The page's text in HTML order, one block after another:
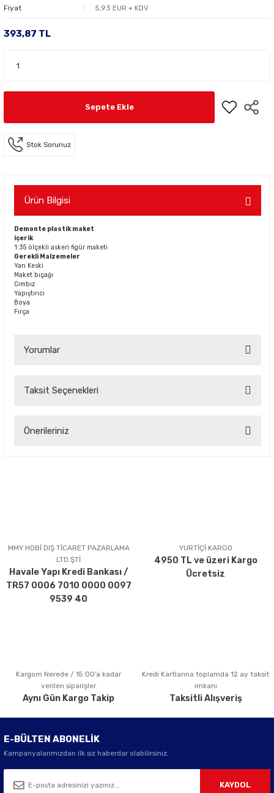
Fiyat 5,93 EUR + KDV
393,87 TL
Sepete Ekle
Stok Sorunuz
Ürün Bilgisi
Demonte plastik maket
içerik
1:35 ölçekli askeri figür maketi
Gerekli Malzemeler
Yan Keski
Maket bıçağı
Cımbız
Yapıştırıcı
Boya
Fırça
Yorumlar
Taksit Seçenekleri
Önerileriniz
Ürün açıklamasında eksik bilgiler bulunuyor.
Ürün bilgilerinde hatalar bulunuyor.
Ürün fiyatı diğer sitelerden daha pahalı.
Bu ürüne benzer farklı alternatifler olmalı.
Gönder
MMY HOBİ DIŞ TİCARET PAZARLAMA
LTD.ŞTİ
Havale Yapı Kredi Bankası /
TR57 0006 7010 0000 0097
9539 40
YURTİÇİ KARGO
4950 TL ve üzeri Kargo
Ücretsiz
Kargom Nerede / 15:00’a kadar
verilen siparişler
Aynı Gün Kargo Takip
Kredi Kartlarına toplamda 12 ay taksit
imkanı
Taksitli Alışveriş
E-BÜLTEN ABONELİK
Kampanyalarımızdan ilk siz haberdar olabilirsiniz.
KAYDOL